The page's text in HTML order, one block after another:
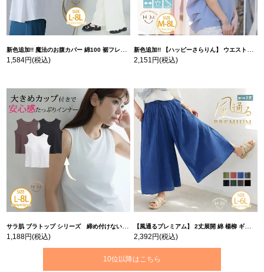
新色追加!! 魔法のお腹カバー 綿100 裾フレア Tシャツ | 大きいサイズの通販ならハッピーマリリン
1,584円(税込)
新色追加!! 【ハッピーさらりん】 ウエストタック入り スッキリ魅せ コクーントップス | 大きいサイズの通販ならハッピーマリリン
2,151円(税込)
サラ肌 ブラトップ シリーズ 締め付けない リブ タンクトップ | 大きいサイズの通販ならハッピーマリリン
1,188円(税込)
【風通るプレミアム】 2丈展開 綿 楊柳 ギャザー フレア スカンツ 【ウェストゴム】 | 大きいサイズの通販ならハッピーマリリン
2,392円(税込)
10位以降はこちら